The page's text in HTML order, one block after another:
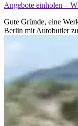
Angebote einholen –
Gute Gründe, eine
Berlin mit Autobutler